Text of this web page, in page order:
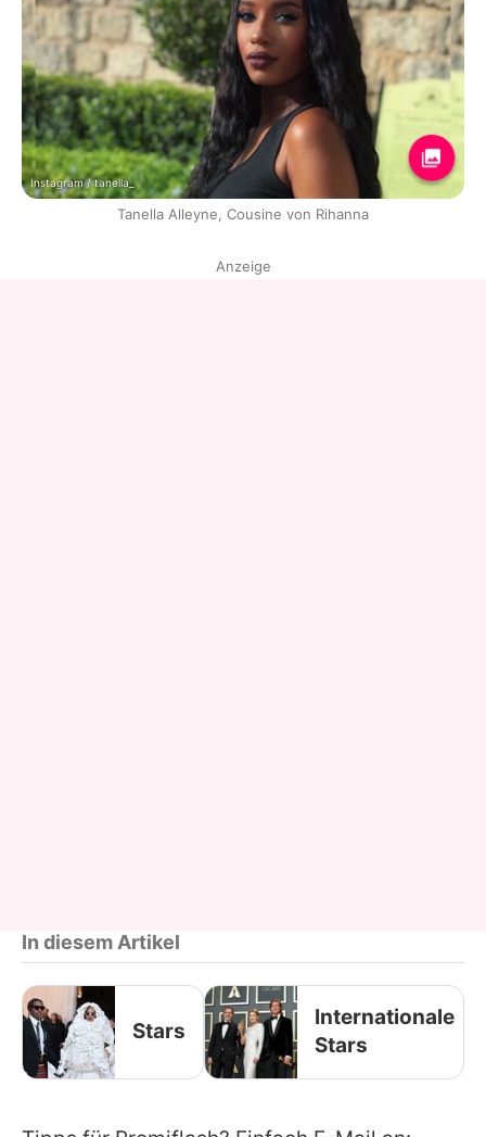
Instagram / tanella_
Tanella Alleyne, Cousine von Rihanna
Anzeige
In diesem Artikel
Stars
Internationale
Stars